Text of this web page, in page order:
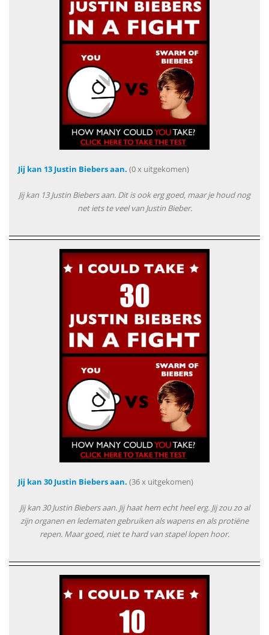
Jij kan 13 Justin Biebers aan. (0 x uitgekomen)
Jij kan 13 Justin Biebers aan. Dit is ook erg goed, maar je houd nog
net iets te veel van Justin Bieber.
Jij kan 30 Justin Biebers aan. (36 x uitgekomen)
Jij kan 30 Justin Biebers aan. Jij haat hem echt heel erg. Jij zou zo al
zijn organen en ledematen gebruiken als wapens en als protiëne
repen. Maar goed, niet te hard van stapel lopen hoor.